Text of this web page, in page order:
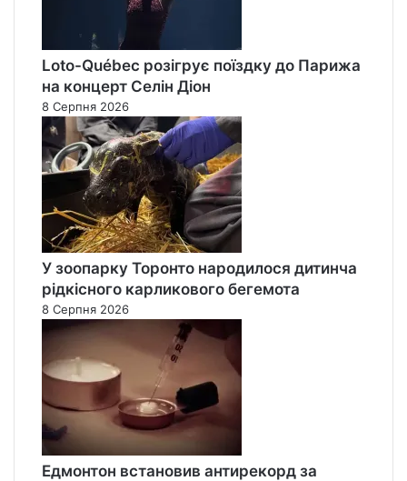
Loto-Québec розігрує поїздку до Парижа
на концерт Селін Діон
8 Серпня 2026
У зоопарку Торонто народилося дитинча
рідкісного карликового бегемота
8 Серпня 2026
Едмонтон встановив антирекорд за